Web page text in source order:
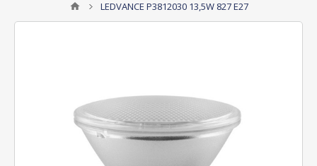
LEDVANCE P3812030 13,5W 827 E27